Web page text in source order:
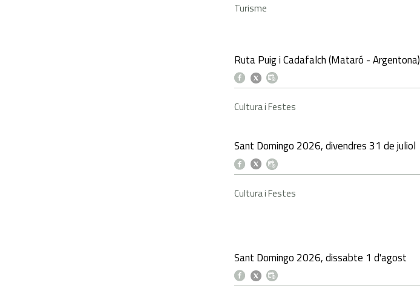
Turisme
Ruta Puig i Cadafalch (Mataró - Argentona)
Cultura i Festes
Sant Domingo 2026, divendres 31 de juliol
Cultura i Festes
Sant Domingo 2026, dissabte 1 d'agost